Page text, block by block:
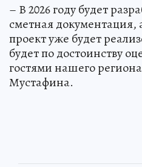
– В 2026 году будет
сметная документация,
проект уже будет
будет по достоинству
гостями нашего
Мустафина.